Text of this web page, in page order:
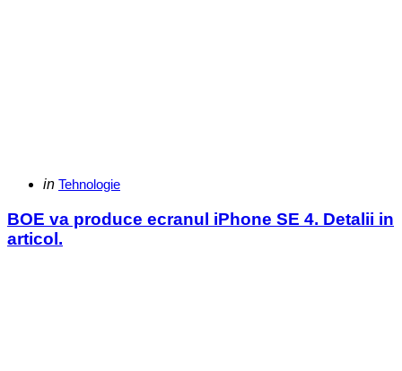
Categories
Posted
in Tehnologie
BOE va produce ecranul iPhone SE 4. Detalii in
articol.